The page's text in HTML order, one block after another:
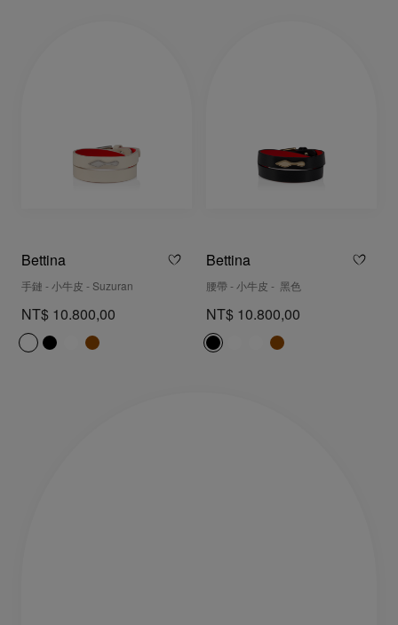
Bettina
手鏈 - 小牛皮 - Suzuran
NT$ 10.800,00
Bettina
腰帶 - 小牛皮 - 黑色
NT$ 10.800,00